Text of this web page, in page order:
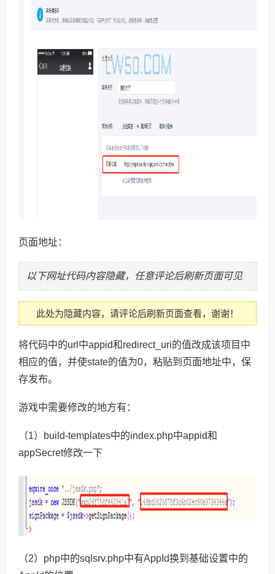
页面地址：
以下网址代码内容隐藏，任意评论后刷新页面可见
此处为隐藏内容，请评论后刷新页面查看，谢谢！
将代码中的url中appid和redirect_uri的值改成该项目中
相应的值，并使state的值为0，粘贴到页面地址中，保
存发布。
游戏中需要修改的地方有：
（1）build-templates中的index.php中appid和
appSecret修改一下
（2）php中的sqlsrv.php中有AppId换到基础设置中的